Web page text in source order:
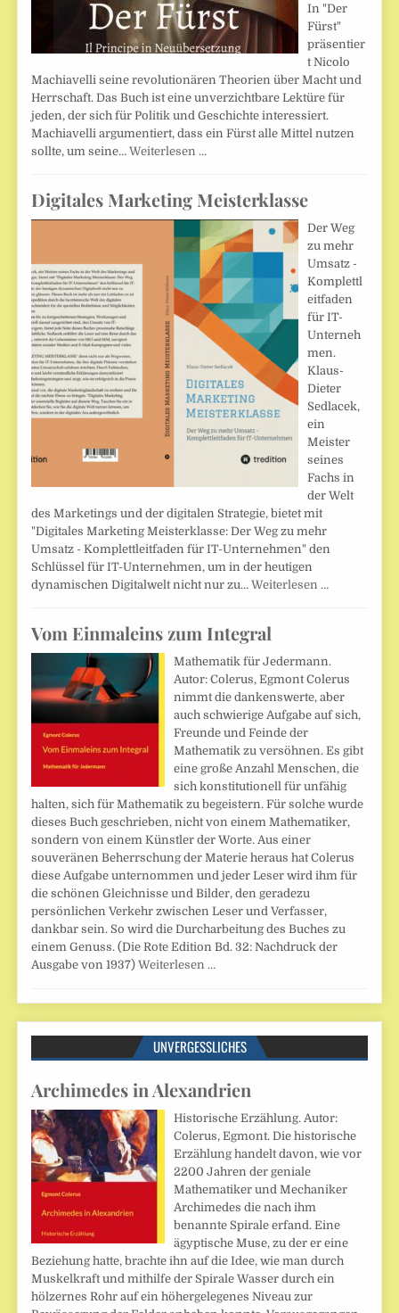
In "Der
Fürst"
präsentier
t Nicolo
Machiavelli seine revolutionären Theorien über Macht und
Herrschaft. Das Buch ist eine unverzichtbare Lektüre für
jeden, der sich für Politik und Geschichte interessiert.
Machiavelli argumentiert, dass ein Fürst alle Mittel nutzen
sollte, um seine…Weiterlesen …
Digitales Marketing Meisterklasse
Der Weg
zu mehr
Umsatz -
Komplettl
eitfaden
für IT-
Unterneh
men.
Klaus-
Dieter
Sedlacek,
ein
Meister
seines
Fachs in
der Welt
des Marketings und der digitalen Strategie, bietet mit
"Digitales Marketing Meisterklasse: Der Weg zu mehr
Umsatz - Komplettleitfaden für IT-Unternehmen" den
Schlüssel für IT-Unternehmen, um in der heutigen
dynamischen Digitalwelt nicht nur zu…Weiterlesen …
Vom Einmaleins zum Integral
Mathematik für Jedermann.
Autor: Colerus, Egmont Colerus
nimmt die dankenswerte, aber
auch schwierige Aufgabe auf sich,
Freunde und Feinde der
Mathematik zu versöhnen. Es gibt
eine große Anzahl Menschen, die
sich konstitutionell für unfähig
halten, sich für Mathematik zu begeistern. Für solche wurde
dieses Buch geschrieben, nicht von einem Mathematiker,
sondern von einem Künstler der Worte. Aus einer
souveränen Beherrschung der Materie heraus hat Colerus
diese Aufgabe unternommen und jeder Leser wird ihm für
die schönen Gleichnisse und Bilder, den geradezu
persönlichen Verkehr zwischen Leser und Verfasser,
dankbar sein. So wird die Durcharbeitung des Buches zu
einem Genuss. (Die Rote Edition Bd. 32: Nachdruck der
Ausgabe von 1937)Weiterlesen …
UNVERGESSLICHES
Archimedes in Alexandrien
Historische Erzählung. Autor:
Colerus, Egmont. Die historische
Erzählung handelt davon, wie vor
2200 Jahren der geniale
Mathematiker und Mechaniker
Archimedes die nach ihm
benannte Spirale erfand. Eine
ägyptische Muse, zu der er eine
Beziehung hatte, brachte ihn auf die Idee, wie man durch
Muskelkraft und mithilfe der Spirale Wasser durch ein
hölzernes Rohr auf ein höhergelegenes Niveau zur